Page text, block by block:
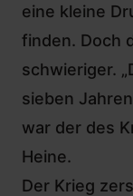
eine kleine
finden. Doch
schwieriger.
sieben
war der des
Heine.
Der Krieg